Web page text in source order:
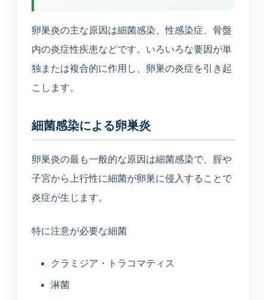
卵巣炎の主な原因は細菌感染、性感染症、骨盤
内の炎症性疾患などです。いろいろな要因が単
独または複合的に作用し、卵巣の炎症を引き起
こします。
細菌感染による卵巣炎
卵巣炎の最も一般的な原因は細菌感染で、腟や
子宮から上行性に細菌が卵巣に侵入することで
炎症が生じます。
特に注意が必要な細菌
クラミジア・トラコマティス
淋菌